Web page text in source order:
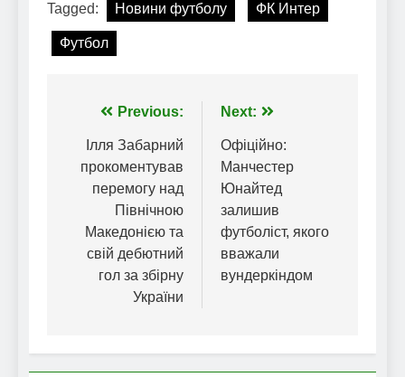
Tagged: Новини футболу ФК Интер
Футбол
Навігація
записів
Previous:
Ілля Забарний
прокоментував
перемогу над
Північною
Македонією та
свій дебютний
гол за збірну
України
Next:
Офіційно:
Манчестер
Юнайтед
залишив
футболіст, якого
вважали
вундеркіндом